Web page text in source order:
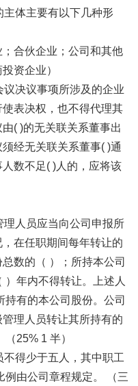
体主要有以下几种形
；合伙企业；公司和其他
资企业）
决议事项所涉及的企业
表决权，也不得代理其
( )的无关联关系董事出
经无关联关系董事( )通
数不足( )人的，应将该
人员应当向公司申报所
在任职期间每年转让的
数的（ ）；所持本公司
）年内不得转让。上述人
持有的本公司股份。公司
理人员转让其所持有的
25% 1 半）
得少于五人，其中职工
例由公司章程规定。 （三